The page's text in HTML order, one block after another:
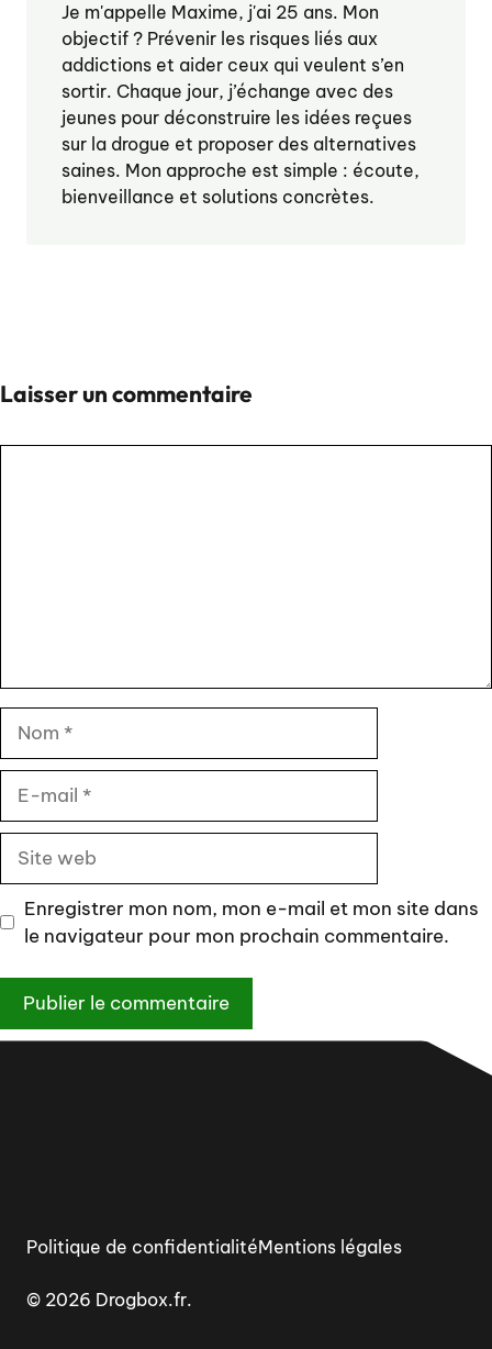
Je m'appelle Maxime, j'ai 25 ans. Mon
objectif ? Prévenir les risques liés aux
addictions et aider ceux qui veulent s’en
sortir. Chaque jour, j’échange avec des
jeunes pour déconstruire les idées reçues
sur la drogue et proposer des alternatives
saines. Mon approche est simple : écoute,
bienveillance et solutions concrètes.
Laisser un commentaire
mail
Site
web
Enregistrer mon nom, mon e-mail et mon site dans
le navigateur pour mon prochain commentaire.
© 2026 Drogbox.fr.
Politique de confidentialitéMentions légales